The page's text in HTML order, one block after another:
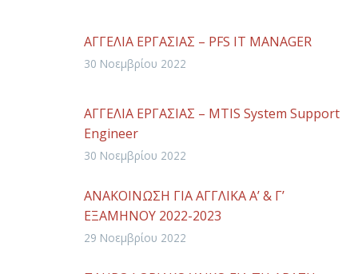
ΑΓΓΕΛΙΑ ΕΡΓΑΣΙΑΣ – PFS ΙT MANAGER
30 Νοεμβρίου 2022
ΑΓΓΕΛΙΑ ΕΡΓΑΣΙΑΣ – MTIS System Support
Engineer
30 Νοεμβρίου 2022
ΑΝΑΚΟΙΝΩΣΗ ΓΙΑ ΑΓΓΛΙΚΑ Α’ & Γ’
ΕΞΑΜΗΝΟΥ 2022-2023
29 Νοεμβρίου 2022